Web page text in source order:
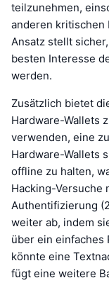
teilzunehmen,
anderen kritischen
Ansatz stellt
besten Interesse
werden.
Zusätzlich bietet
Hardware-Wallets
verwenden, eine
Hardware-Wallets
offline zu halten,
Hacking-Versuche
Authentifizierung
weiter ab, indem
über ein
könnte eine
fügt eine weitere